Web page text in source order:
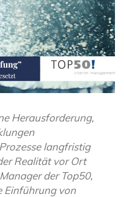
Herausforderung,
langfristig
Realität vor Ort
der Top50,
Einführung von